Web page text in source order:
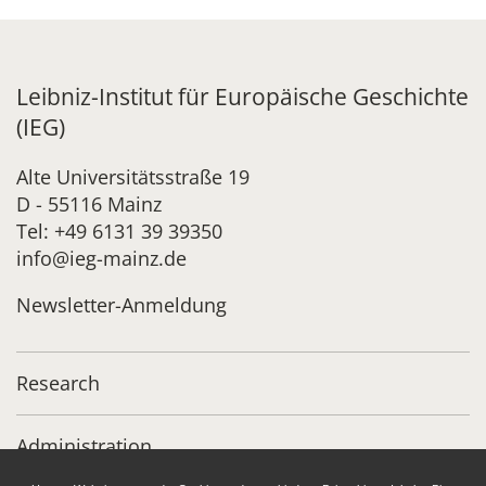
Leibniz-Institut für Europäische Geschichte
(IEG)
Alte Universitätsstraße 19
D - 55116 Mainz
Tel: +49 6131 39 39350
info@ieg-mainz.de
Newsletter-Anmeldung
Research
Administration